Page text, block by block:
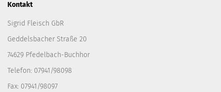
Kontakt
Sigrid Fleisch GbR
Geddelsbacher Straße 20
74629 Pfedelbach-Buchhor
Telefon: 07941/98098
Fax: 07941/98097